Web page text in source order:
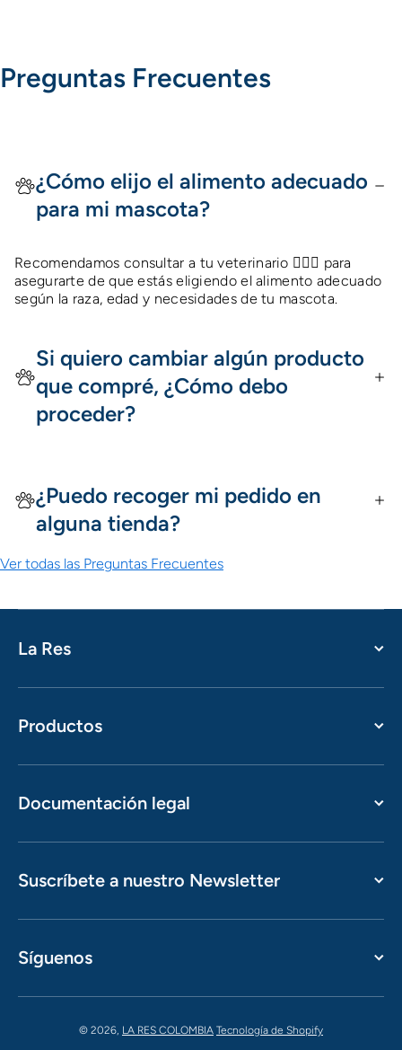
Preguntas Frecuentes
¿Cómo elijo el alimento adecuado
para mi mascota?
Recomendamos consultar a tu veterinario 👩🏻‍⚕️ para
asegurarte de que estás eligiendo el alimento adecuado
según la raza, edad y necesidades de tu mascota.
Si quiero cambiar algún producto
que compré, ¿Cómo debo
proceder?
¿Puedo recoger mi pedido en
alguna tienda?
Ver todas las Preguntas Frecuentes
La Res
Productos
Documentación legal
Suscríbete a nuestro Newsletter
Síguenos
© 2026, LA RES COLOMBIA Tecnología de Shopify